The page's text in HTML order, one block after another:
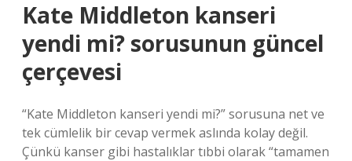
Kate Middleton kanseri
yendi mi? sorusunun güncel
çerçevesi
“Kate Middleton kanseri yendi mi?” sorusuna net ve
tek cümlelik bir cevap vermek aslında kolay değil.
Çünkü kanser gibi hastalıklar tıbbi olarak “tamamen